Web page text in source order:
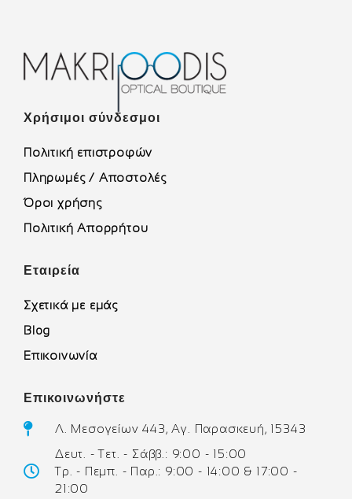
Χρήσιμοι σύνδεσμοι
Πολιτική επιστροφών
Πληρωμές / Αποστολές
Όροι χρήσης
Πολιτική Απορρήτου
Εταιρεία
Σχετικά με εμάς
Blog
Επικοινωνία
Επικοινωνήστε
Λ. Μεσογείων 443, Αγ. Παρασκευή, 15343
Δευτ. - Τετ. - Σάββ.: 9:00 - 15:00
Τρ. - Πεμπ. - Παρ.: 9:00 - 14:00 & 17:00 -
21:00